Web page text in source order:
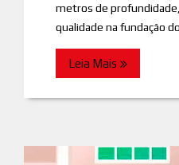
metros de
qualidade na fundação
Leia Mais